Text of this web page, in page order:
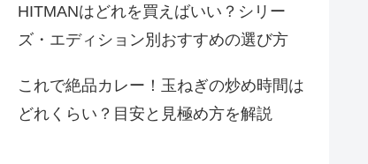
HITMANはどれを買えばいい？シリー
ズ・エディション別おすすめの選び方
これで絶品カレー！玉ねぎの炒め時間は
どれくらい？目安と見極め方を解説